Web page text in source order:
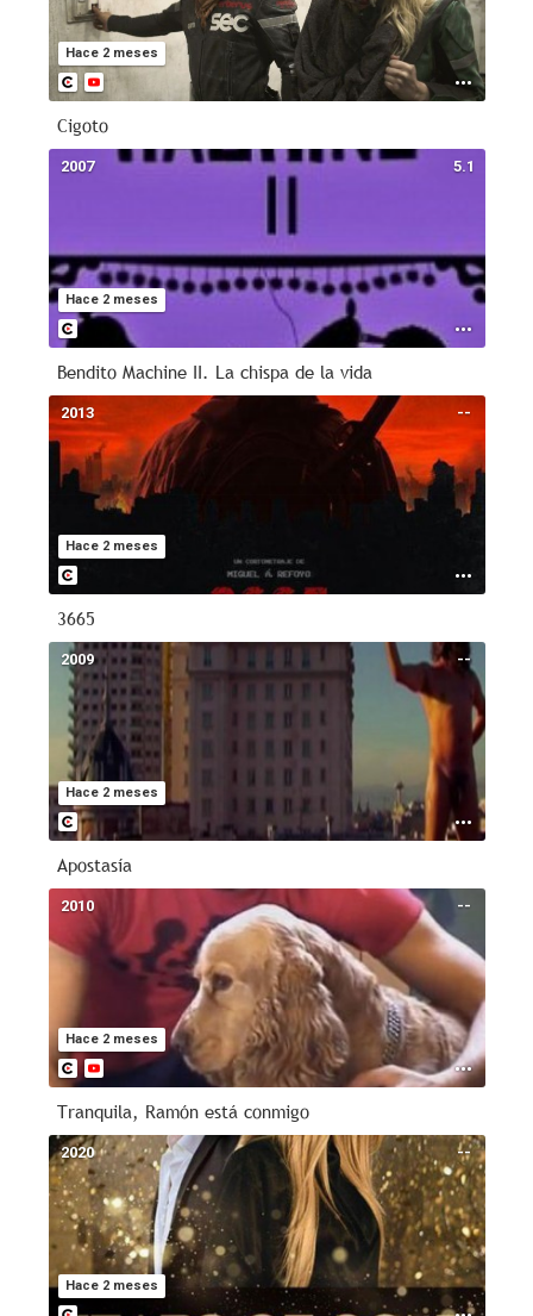
Hace 2 meses
Cigoto
5.1
Hace 2 meses
2007
Bendito Machine II. La chispa de la vida
--
Hace 2 meses
2013
3665
--
Hace 2 meses
2009
Apostasía
--
Hace 2 meses
2010
Tranquila, Ramón está conmigo
--
Hace 2 meses
2020